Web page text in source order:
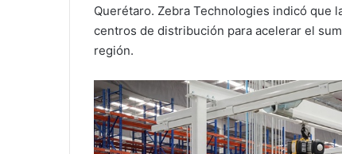
Querétaro. Zebra Technologies indicó que
centros de distribución para acelerar el
región.